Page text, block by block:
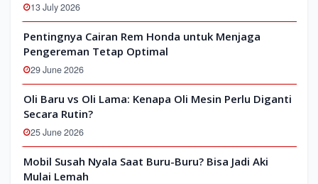
13 July 2026
Pentingnya Cairan Rem Honda untuk Menjaga
Pengereman Tetap Optimal
29 June 2026
Oli Baru vs Oli Lama: Kenapa Oli Mesin Perlu Diganti
Secara Rutin?
25 June 2026
Mobil Susah Nyala Saat Buru-Buru? Bisa Jadi Aki
Mulai Lemah